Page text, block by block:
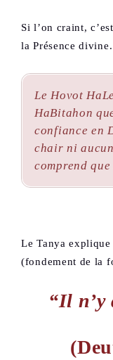
Si l’on craint,
la Présence divine.
LeHovot
HaBitahon
confiance en
chair ni
comprend
Le Tanya explique
(fondement de la
“il n’y a rien d’autre que